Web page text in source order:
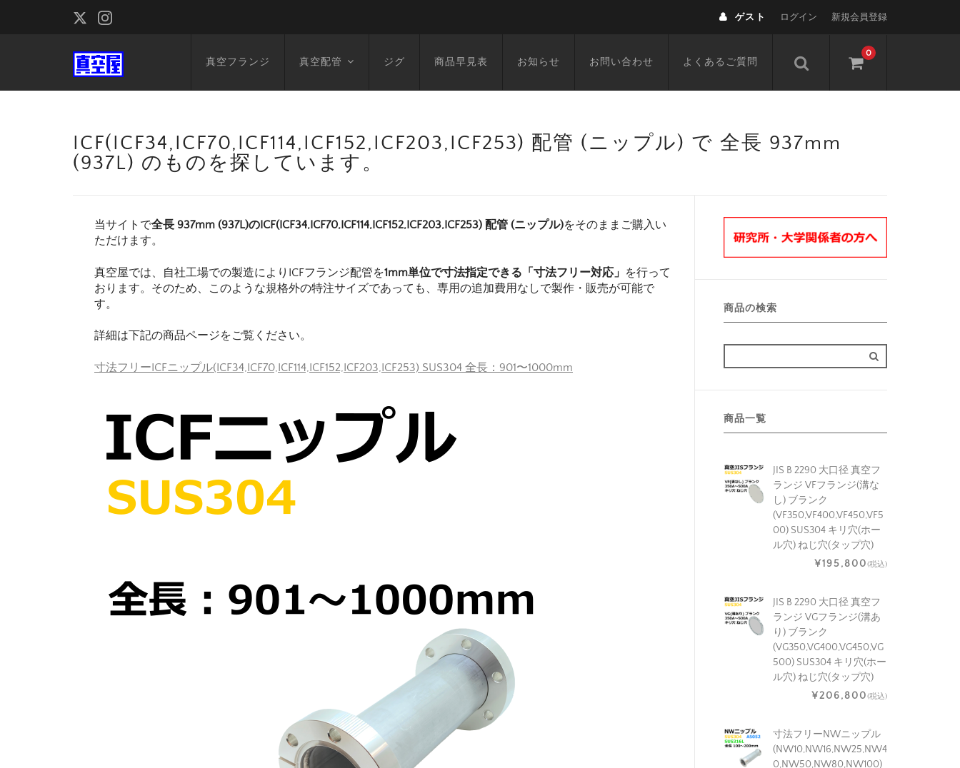
ゲスト ログイン 新規会員登録
0
真空フランジ 真空配管 ジグ 商品早見表 お知らせ お問い合わせ よくあるご質問
ICF(ICF34,ICF70,ICF114,ICF152,ICF203,ICF253) 配管 (ニップル) で 全長 937mm
(937L) のものを探しています。
当サイトで全長 937mm (937L)のICF(ICF34,ICF70,ICF114,ICF152,ICF203,ICF253) 配管 (ニップル)をそのままご購入い
ただけます。
真空屋では、自社工場での製造によりICFフランジ配管を1mm単位で寸法指定できる「寸法フリー対応」 を行って
おります。そのため、このような規格外の特注サイズであっても、専用の追加費用なしで製作・販売が可能で
す。
詳細は下記の商品ページをご覧ください。
寸法フリーICFニップル(ICF34,ICF70,ICF114,ICF152,ICF203,ICF253) SUS304 全長：901〜1000mm
商品の検索
商品一覧
JIS B 2290 大口径 真空フ
ランジ VFフランジ(溝な
し) ブランク
(VF350,VF400,VF450,VF5
00) SUS304 キリ穴(ホー
ル穴) ねじ穴(タップ穴)
¥195,800(税込)
JIS B 2290 大口径 真空フ
ランジ VGフランジ(溝あ
り) ブランク
(VG350,VG400,VG450,VG
500) SUS304 キリ穴(ホー
ル穴) ねじ穴(タップ穴)
¥206,800(税込)
寸法フリーNWニップル
(NW10,NW16,NW25,NW4
0,NW50,NW80,NW100)